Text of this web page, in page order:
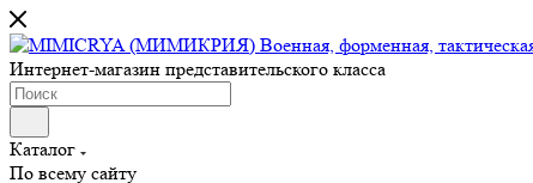
Интернет-магазин представительского класса
Каталог
По всему сайту